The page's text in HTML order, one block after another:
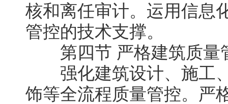
核和离任审计。运用信息
管控的技术支撑。
第四节 严格建筑质量
强化建筑设计、施工、
饰等全流程质量管控。严